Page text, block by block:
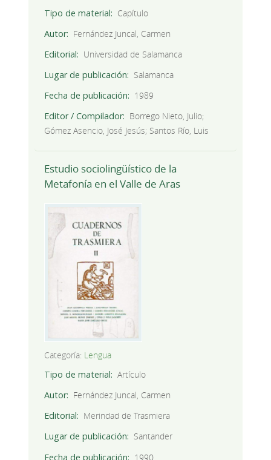
Tipo de material
Capítulo
Autor
Fernández Juncal, Carmen
Editorial
Universidad de Salamanca
Lugar de publicación
Salamanca
Fecha de publicación
1989
Editor / Compilador
Borrego Nieto, Julio;
Gómez Asencio, José Jesús; Santos Río, Luis
Estudio sociolingüístico de la
Metafonía en el Valle de Aras
Categoría: Lengua
Tipo de material
Artículo
Autor
Fernández Juncal, Carmen
Editorial
Merindad de Trasmiera
Lugar de publicación
Santander
Fecha de publicación
1990